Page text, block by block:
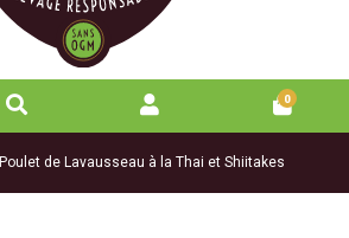
0
Poulet de Lavausseau à la Thai et Shiitakes